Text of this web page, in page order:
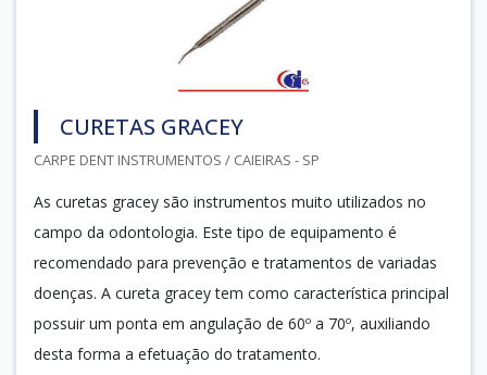
CURETAS GRACEY
CARPE DENT INSTRUMENTOS / CAIEIRAS - SP
As curetas gracey são instrumentos muito utilizados no
campo da odontologia. Este tipo de equipamento é
recomendado para prevenção e tratamentos de variadas
doenças. A cureta gracey tem como característica principal
possuir um ponta em angulação de 60º a 70º, auxiliando
desta forma a efetuação do tratamento.